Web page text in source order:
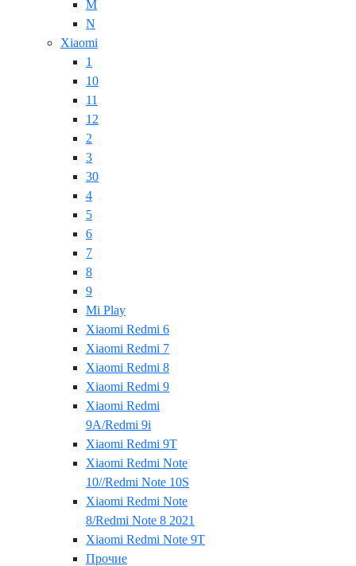
M
N
Xiaomi
1
10
11
12
2
3
30
4
5
6
7
8
9
Mi Play
Xiaomi Redmi 6
Xiaomi Redmi 7
Xiaomi Redmi 8
Xiaomi Redmi 9
Xiaomi Redmi
9A/Redmi 9i
Xiaomi Redmi 9T
Xiaomi Redmi Note
10//Redmi Note 10S
Xiaomi Redmi Note
8/Redmi Note 8 2021
Xiaomi Redmi Note 9T
Прочие